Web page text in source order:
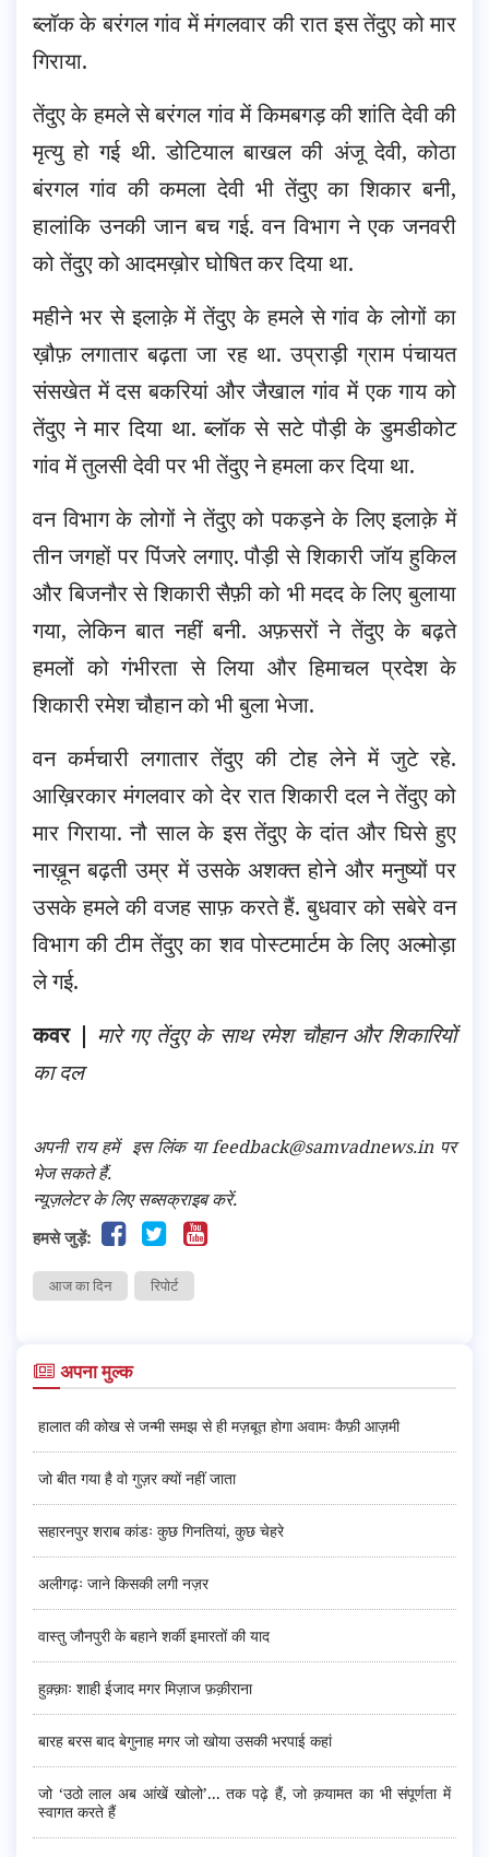
ब्लॉक के बरंगल गांव में मंगलवार की रात इस तेंदुए को मार
गिराया.
तेंदुए के हमले से बरंगल गांव में किमबगड़ की शांति देवी की
मृत्यु हो गई थी. डोटियाल बाखल की अंजू देवी, कोठा
बंरगल‌‌ गांव की कमला देवी भी तेंदुए का शिकार बनी,
हालांकि उनकी जान बच गई. वन विभाग ने एक जनवरी
को तेंदुए को आदमख़ोर घोषित कर दिया था.
महीने भर से इलाक़े में तेंदुए के हमले से गांव के लोगों का
ख़ौफ़ लगातार बढ़ता जा रह था. उप्राड़ी ग्राम पंचायत
संसखेत में दस बकरियां और जैखाल गांव में एक गाय को
तेंदुए ने मार दिया था. ब्लॉक से सटे पौड़ी के डुमडीकोट
गांव में तुलसी देवी पर भी तेंदुए ने हमला कर दिया था.
वन विभाग के लोगों ने तेंदुए को पकड़ने के लिए इलाक़े में
तीन जगहों पर पिंजरे लगाए. पौड़ी से शिकारी जॉय हुकिल
और बिजनौर से शिकारी सैफ़ी को भी मदद के लिए बुलाया
गया, लेकिन बात नहीं बनी. अफ़सरों ने तेंदुए के बढ़ते
हमलों को गंभीरता से लिया और हिमाचल प्रदेश के
शिकारी रमेश चौहान को भी बुला भेजा.
वन कर्मचारी लगातार तेंदुए की टोह लेने में जुटे रहे.
आख़िरकार मंगलवार को देर रात शिकारी दल ने तेंदुए को
मार गिराया. नौ साल के इस तेंदुए के दांत और घिसे हुए
नाख़ून बढ़ती उम्र में उसके अशक्त होने और मनुष्यों पर
उसके हमले की वजह साफ़ करते हैं. बुधवार को सबेरे वन
विभाग की टीम तेंदुए का शव पोस्टमार्टम के लिए अल्मोड़ा
ले गई.
कवर | मारे गए तेंदुए के साथ रमेश चौहान और शिकारियों
का दल
अपनी राय हमें इस लिंक या feedback@samvadnews.in पर
भेज सकते हैं.
न्यूज़लेटर के लिए सब्सक्राइब करें.
हमसे जुड़ें:
आज का दिन रिपोर्ट
अपना मुल्क
हालात की कोख से जन्मी समझ से ही मज़बूत होगा अवामः कैफ़ी आज़मी
जो बीत गया है वो गुज़र क्यों नहीं जाता
सहारनपुर शराब कांडः कुछ गिनतियां, कुछ चेहरे
अलीगढ़ः जाने किसकी लगी नज़र
वास्तु जौनपुरी के बहाने शर्की इमारतों की याद
हुक़्क़ाः शाही ईजाद मगर मिज़ाज फ़क़ीराना
बारह बरस बाद बेगुनाह मगर जो खोया उसकी भरपाई कहां
जो ‘उठो लाल अब आंखें खोलो’... तक पढ़े हैं, जो क़यामत का भी संपूर्णता में
स्वागत करते हैं